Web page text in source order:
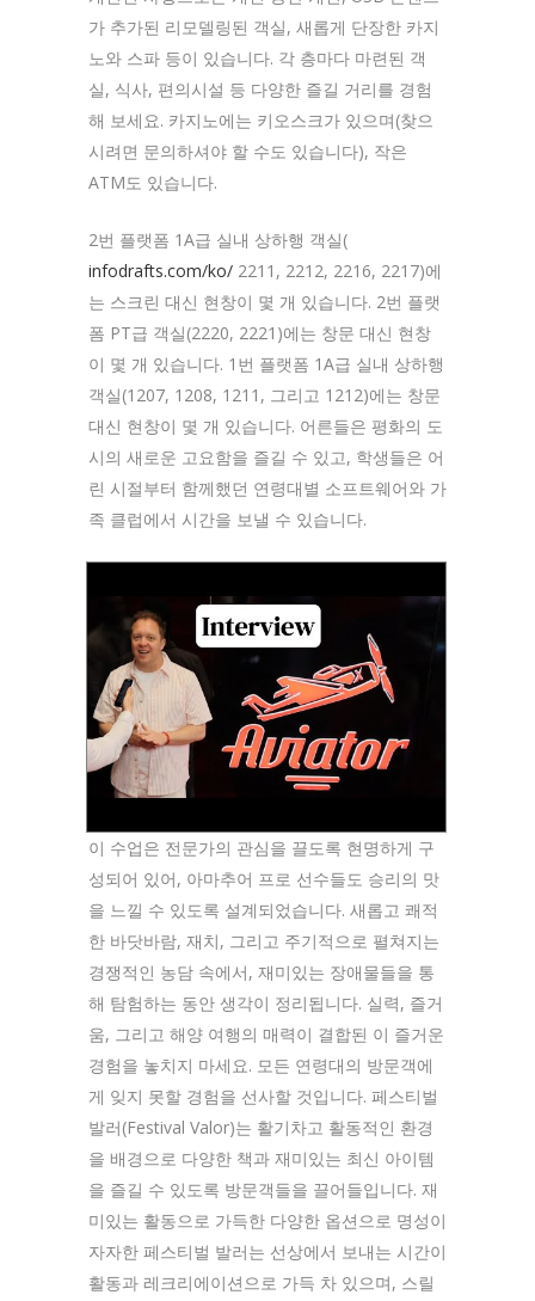
가 추가된 리모델링된 객실, 새롭게 단장한 카지
노와 스파 등이 있습니다. 각 층마다 마련된 객
실, 식사, 편의시설 등 다양한 즐길 거리를 경험
해 보세요. 카지노에는 키오스크가 있으며(찾으
시려면 문의하셔야 할 수도 있습니다), 작은
ATM도 있습니다.
2번 플랫폼 1A급 실내 상하행 객실(
infodrafts.com/ko/ 2211, 2212, 2216, 2217)에
는 스크린 대신 현창이 몇 개 있습니다. 2번 플랫
폼 PT급 객실(2220, 2221)에는 창문 대신 현창
이 몇 개 있습니다. 1번 플랫폼 1A급 실내 상하행
객실(1207, 1208, 1211, 그리고 1212)에는 창문
대신 현창이 몇 개 있습니다. 어른들은 평화의 도
시의 새로운 고요함을 즐길 수 있고, 학생들은 어
린 시절부터 함께했던 연령대별 소프트웨어와 가
족 클럽에서 시간을 보낼 수 있습니다.
이 수업은 전문가의 관심을 끌도록 현명하게 구
성되어 있어, 아마추어 프로 선수들도 승리의 맛
을 느낄 수 있도록 설계되었습니다. 새롭고 쾌적
한 바닷바람, 재치, 그리고 주기적으로 펼쳐지는
경쟁적인 농담 속에서, 재미있는 장애물들을 통
해 탐험하는 동안 생각이 정리됩니다. 실력, 즐거
움, 그리고 해양 여행의 매력이 결합된 이 즐거운
경험을 놓치지 마세요. 모든 연령대의 방문객에
게 잊지 못할 경험을 선사할 것입니다. 페스티벌
발러(Festival Valor)는 활기차고 활동적인 환경
을 배경으로 다양한 책과 재미있는 최신 아이템
을 즐길 수 있도록 방문객들을 끌어들입니다. 재
미있는 활동으로 가득한 다양한 옵션으로 명성이
자자한 페스티벌 발러는 선상에서 보내는 시간이
활동과 레크리에이션으로 가득 차 있으며, 스릴